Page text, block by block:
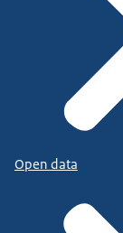
Open data